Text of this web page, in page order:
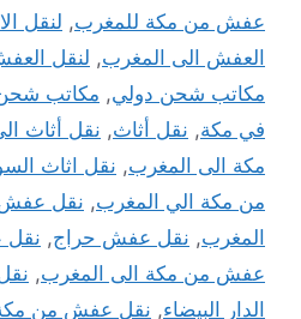
عفش من مكة للمغرب, لنقل
العفش الى المغرب, لنقل
مكاتب شحن دولي, مكاتب
في مكة, نقل أثاث, نقل أثاث
مكة الى المغرب, نقل اثاث
من مكة الي المغرب, نقل
المغرب, نقل عفش حراج,
عفش من مكة الى المغرب,
الدار البيضاء, نقل عفش من